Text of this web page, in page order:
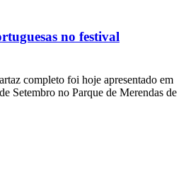
no festival
completo foi hoje apresentado em
Setembro no Parque de Merendas de